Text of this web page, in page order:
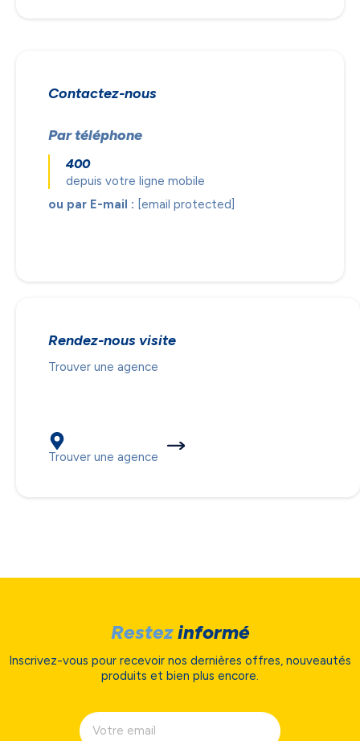
Contactez-nous
Par téléphone
400
depuis votre ligne mobile
ou par E-mail : [email protected]
Rendez-nous visite
Trouver une agence
Trouver une agence
Restezinformé
Inscrivez-vous pour recevoir nos dernières offres, nouveautés
produits et bien plus encore.
NOUS ACCORDONS DE
L'IMPORTANCE À VOTRE VIE
PRIVÉE
Accept
Decline